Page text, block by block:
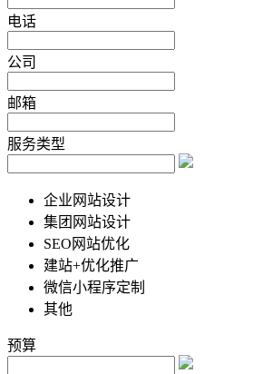
电话
公司
邮箱
服务类型
企业网站设计
集团网站设计
SEO网站优化
建站+优化推广
微信小程序定制
其他
预算